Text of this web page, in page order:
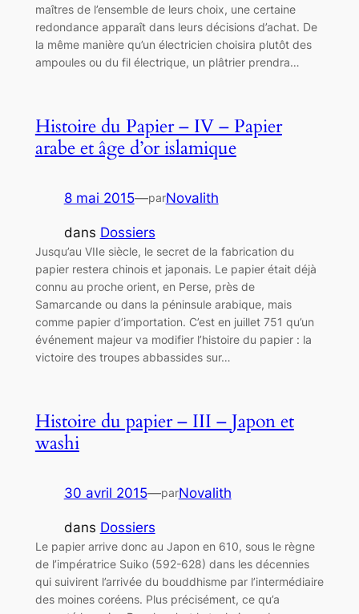
maîtres de l’ensemble de leurs choix, une certaine
redondance apparaît dans leurs décisions d’achat. De
la même manière qu’un électricien choisira plutôt des
ampoules ou du fil électrique, un plâtrier prendra…
Histoire du Papier – IV – Papier
arabe et âge d’or islamique
8 mai 2015—parNovalith
dans Dossiers
Jusqu’au VIIe siècle, le secret de la fabrication du
papier restera chinois et japonais. Le papier était déjà
connu au proche orient, en Perse, près de
Samarcande ou dans la péninsule arabique, mais
comme papier d’importation. C’est en juillet 751 qu’un
événement majeur va modifier l’histoire du papier : la
victoire des troupes abbassides sur…
Histoire du papier – III – Japon et
washi
30 avril 2015—parNovalith
dans Dossiers
Le papier arrive donc au Japon en 610, sous le règne
de l’impératrice Suiko (592-628) dans les décennies
qui suivirent l’arrivée du bouddhisme par l’intermédiaire
des moines coréens. Plus précisément, ce qu’a